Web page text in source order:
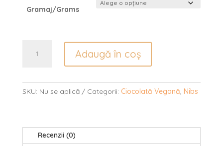
Gramaj/Grams
Adaugă în coș
SKU: Nu se aplică Categorii: Ciocolată Vegană, Nibs
Recenzii (0)